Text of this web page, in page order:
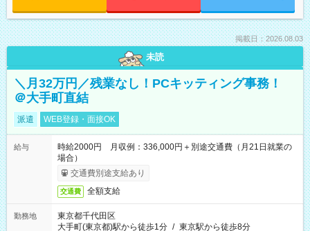
掲載日：2026.08.03
未読
＼月32万円／残業なし！PCキッティング事務！
＠大手町直結
派遣 WEB登録・面接OK
給与
時給2000円 月収例：336,000円＋別途交通費（月21日就業の
場合）
交通費別途支給あり
交通費 全額支給
勤務地
東京都千代田区
大手町(東京都)駅から徒歩1分 / 東京駅から徒歩8分